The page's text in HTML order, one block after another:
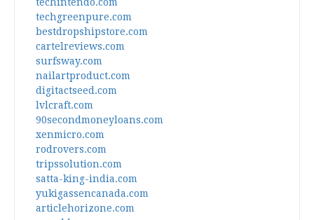
techgreenpure.com
bestdropshipstore.com
cartelreviews.com
surfsway.com
nailartproduct.com
digitactseed.com
lvlcraft.com
90secondmoneyloans.com
xenmicro.com
rodrovers.com
tripssolution.com
satta-king-india.com
yukigassencanada.com
articlehorizone.com